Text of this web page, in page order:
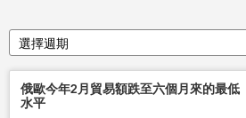
選擇週期
俄歐今年2月貿易額跌至六個月來的最低
水平